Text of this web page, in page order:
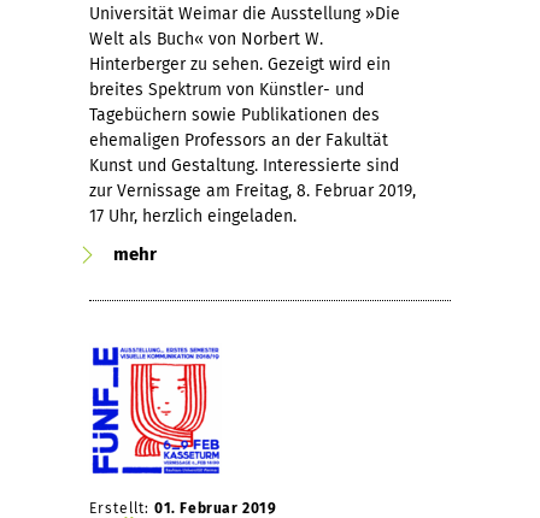
Universität Weimar die Ausstellung »Die
Welt als Buch« von Norbert W.
Hinterberger zu sehen. Gezeigt wird ein
breites Spektrum von Künstler- und
Tagebüchern sowie Publikationen des
ehemaligen Professors an der Fakultät
Kunst und Gestaltung. Interessierte sind
zur Vernissage am Freitag, 8. Februar 2019,
17 Uhr, herzlich eingeladen.
mehr
Erstellt: 01. Februar 2019